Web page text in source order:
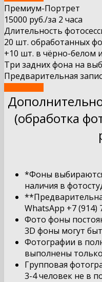
Премиум-Портрет
15000 руб./за 2 часа
Длительность
20 шт. обработанных
+10 шт. в чёрно-белом
Три задних фона на
Предварительная
(обработка
*Фоны
наличия в
**
WhatsApp +7 (914)
Фото фоны
3D фоны могут
Фотографии в
выполнены
Групповая
3-4 человек не в